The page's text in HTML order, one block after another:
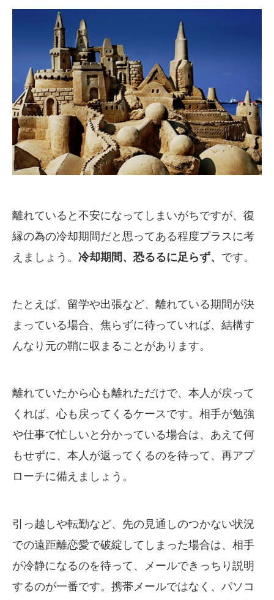
離れていると不安になってしまいがちですが、復
縁の為の冷却期間だと思ってある程度プラスに考
えましょう。 冷却期間、恐るるに足らず、 です。
たとえば、留学や出張など、離れている期間が決
まっている場合、焦らずに待っていれば、結構す
んなり元の鞘に収まることがあります。
離れていたから心も離れただけで、本人が戻って
くれば、心も戻ってくるケースです。相手が勉強
や仕事で忙しいと分かっている場合は、あえて何
もせずに、本人が返ってくるのを待って、再アプ
ローチに備えましょう。
引っ越しや転勤など、先の見通しのつかない状況
での遠距離恋愛で破綻してしまった場合は、相手
が冷静になるのを待って、メールできっちり説明
するのが一番です。携帯メールではなく、パソコ